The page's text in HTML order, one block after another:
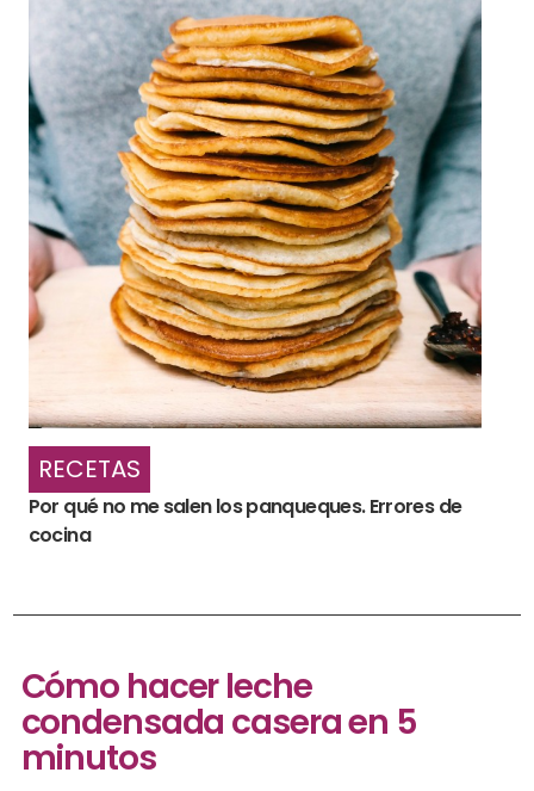
RECETAS
Por qué no me salen los panqueques. Errores de
cocina
Cómo hacer leche
condensada casera en 5
minutos